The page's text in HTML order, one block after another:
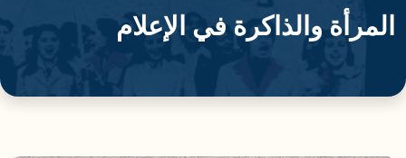
المرأة والذاكرة في الإعلام